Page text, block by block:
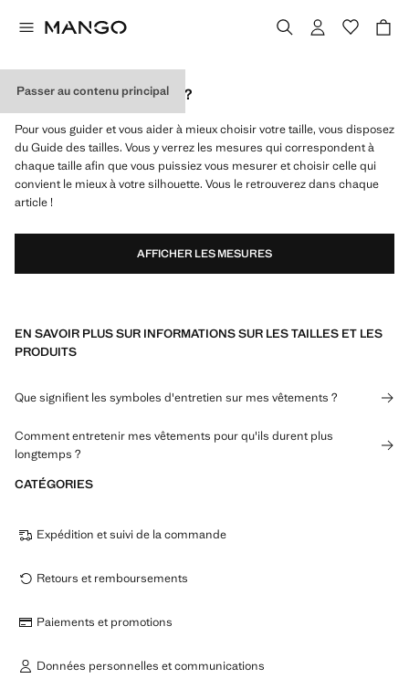
Passer au contenu principal
QUELLE EST MA TAILLE ?
Pour vous guider et vous aider à mieux choisir votre taille, vous disposez
du Guide des tailles. Vous y verrez les mesures qui correspondent à
chaque taille afin que vous puissiez vous mesurer et choisir celle qui
convient le mieux à votre silhouette. Vous le retrouverez dans chaque
article !
AFFICHER LES MESURES
EN SAVOIR PLUS SUR INFORMATIONS SUR LES TAILLES ET LES
PRODUITS
Que signifient les symboles d'entretien sur mes vêtements ?
Comment entretenir mes vêtements pour qu'ils durent plus
longtemps ?
CATÉGORIES
Expédition et suivi de la commande
Retours et remboursements
Paiements et promotions
Données personnelles et communications